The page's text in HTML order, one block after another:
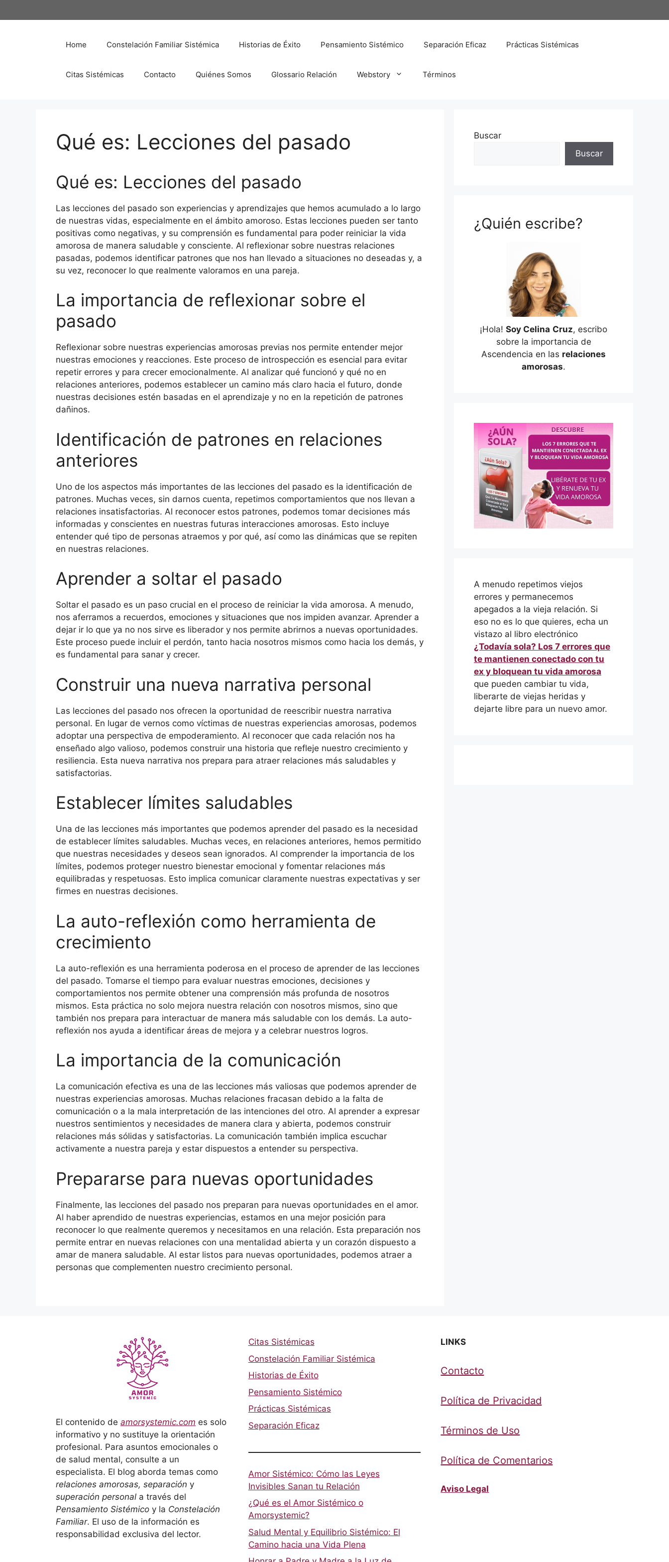
al
Home Constelación Familiar Sistémica Historias de Éxito Pensamiento Sistémico Separación Eficaz Prácticas Sistémicas
Citas Sistémicas Contacto Quiénes Somos Glossario Relación Webstory Términos
Qué es: Lecciones del pasado
Qué es: Lecciones del pasado
Las lecciones del pasado son experiencias y aprendizajes que hemos acumulado a lo largo
de nuestras vidas, especialmente en el ámbito amoroso. Estas lecciones pueden ser tanto
positivas como negativas, y su comprensión es fundamental para poder reiniciar la vida
amorosa de manera saludable y consciente. Al reflexionar sobre nuestras relaciones
pasadas, podemos identificar patrones que nos han llevado a situaciones no deseadas y, a
su vez, reconocer lo que realmente valoramos en una pareja.
La importancia de reflexionar sobre el
pasado
Reflexionar sobre nuestras experiencias amorosas previas nos permite entender mejor
nuestras emociones y reacciones. Este proceso de introspección es esencial para evitar
repetir errores y para crecer emocionalmente. Al analizar qué funcionó y qué no en
relaciones anteriores, podemos establecer un camino más claro hacia el futuro, donde
nuestras decisiones estén basadas en el aprendizaje y no en la repetición de patrones
dañinos.
Identificación de patrones en relaciones
anteriores
Uno de los aspectos más importantes de las lecciones del pasado es la identificación de
patrones. Muchas veces, sin darnos cuenta, repetimos comportamientos que nos llevan a
relaciones insatisfactorias. Al reconocer estos patrones, podemos tomar decisiones más
informadas y conscientes en nuestras futuras interacciones amorosas. Esto incluye
entender qué tipo de personas atraemos y por qué, así como las dinámicas que se repiten
en nuestras relaciones.
Aprender a soltar el pasado
Soltar el pasado es un paso crucial en el proceso de reiniciar la vida amorosa. A menudo,
nos aferramos a recuerdos, emociones y situaciones que nos impiden avanzar. Aprender a
dejar ir lo que ya no nos sirve es liberador y nos permite abrirnos a nuevas oportunidades.
Este proceso puede incluir el perdón, tanto hacia nosotros mismos como hacia los demás, y
es fundamental para sanar y crecer.
Construir una nueva narrativa personal
Las lecciones del pasado nos ofrecen la oportunidad de reescribir nuestra narrativa
personal. En lugar de vernos como víctimas de nuestras experiencias amorosas, podemos
adoptar una perspectiva de empoderamiento. Al reconocer que cada relación nos ha
enseñado algo valioso, podemos construir una historia que refleje nuestro crecimiento y
resiliencia. Esta nueva narrativa nos prepara para atraer relaciones más saludables y
satisfactorias.
Establecer límites saludables
Una de las lecciones más importantes que podemos aprender del pasado es la necesidad
de establecer límites saludables. Muchas veces, en relaciones anteriores, hemos permitido
que nuestras necesidades y deseos sean ignorados. Al comprender la importancia de los
límites, podemos proteger nuestro bienestar emocional y fomentar relaciones más
equilibradas y respetuosas. Esto implica comunicar claramente nuestras expectativas y ser
firmes en nuestras decisiones.
La auto-reflexión como herramienta de
crecimiento
La auto-reflexión es una herramienta poderosa en el proceso de aprender de las lecciones
del pasado. Tomarse el tiempo para evaluar nuestras emociones, decisiones y
comportamientos nos permite obtener una comprensión más profunda de nosotros
mismos. Esta práctica no solo mejora nuestra relación con nosotros mismos, sino que
también nos prepara para interactuar de manera más saludable con los demás. La auto-
reflexión nos ayuda a identificar áreas de mejora y a celebrar nuestros logros.
La importancia de la comunicación
La comunicación efectiva es una de las lecciones más valiosas que podemos aprender de
nuestras experiencias amorosas. Muchas relaciones fracasan debido a la falta de
comunicación o a la mala interpretación de las intenciones del otro. Al aprender a expresar
nuestros sentimientos y necesidades de manera clara y abierta, podemos construir
relaciones más sólidas y satisfactorias. La comunicación también implica escuchar
activamente a nuestra pareja y estar dispuestos a entender su perspectiva.
Prepararse para nuevas oportunidades
Finalmente, las lecciones del pasado nos preparan para nuevas oportunidades en el amor.
Al haber aprendido de nuestras experiencias, estamos en una mejor posición para
reconocer lo que realmente queremos y necesitamos en una relación. Esta preparación nos
permite entrar en nuevas relaciones con una mentalidad abierta y un corazón dispuesto a
amar de manera saludable. Al estar listos para nuevas oportunidades, podemos atraer a
personas que complementen nuestro crecimiento personal.
Buscar
Buscar
¿Quién escribe?
¡Hola! Soy Celina Cruz, escribo
sobre la importancia de
Ascendencia en las relaciones
amorosas.
A menudo repetimos viejos
errores y permanecemos
apegados a la vieja relación. Si
eso no es lo que quieres, echa un
vistazo al libro electrónico
¿Todavía sola? Los 7 errores que
te mantienen conectado con tu
ex y bloquean tu vida amorosa
que pueden cambiar tu vida,
liberarte de viejas heridas y
dejarte libre para un nuevo amor.
El contenido de amorsystemic.com es solo
informativo y no sustituye la orientación
profesional. Para asuntos emocionales o
de salud mental, consulte a un
especialista. El blog aborda temas como
relaciones amorosas, separación y
superación personal a través del
Pensamiento Sistémico y la Constelación
Familiar. El uso de la información es
responsabilidad exclusiva del lector.
Citas Sistémicas
Constelación Familiar Sistémica
Historias de Éxito
Pensamiento Sistémico
Prácticas Sistémicas
Separación Eficaz
Amor Sistémico: Cómo las Leyes
Invisibles Sanan tu Relación
¿Qué es el Amor Sistémico o
Amorsystemic?
Salud Mental y Equilibrio Sistémico: El
Camino hacia una Vida Plena
LINKS
Contacto
Política de Privacidad
Términos de Uso
Política de Comentarios
Aviso Legal